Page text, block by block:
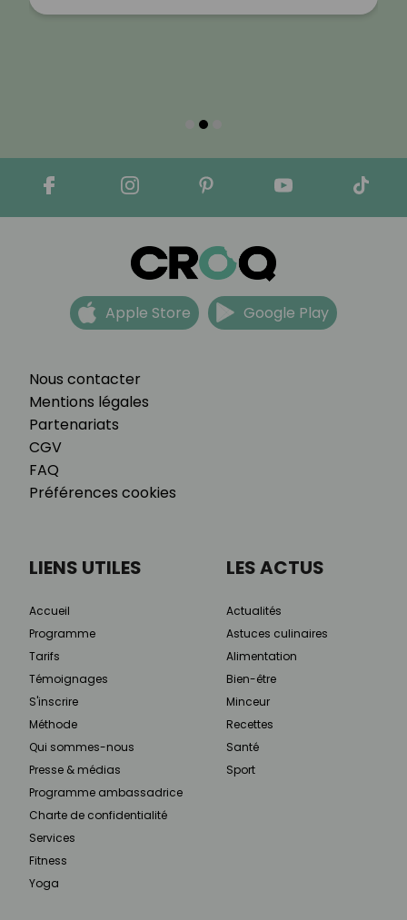
Nous contacter
Mentions légales
Partenariats
CGV
FAQ
Préférences cookies
Apple Store Google Play
LIENS UTILES
Accueil
Programme
Tarifs
Témoignages
S'inscrire
Méthode
Qui sommes-nous
Presse & médias
Programme ambassadrice
Charte de confidentialité
Services
Fitness
Yoga
LES ACTUS
Actualités
Astuces culinaires
Alimentation
Bien-être
Minceur
Recettes
Santé
Sport